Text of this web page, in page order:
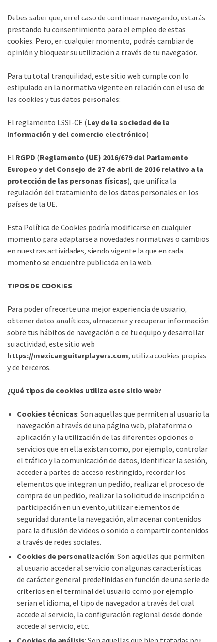
Debes saber que, en el caso de continuar navegando, estarás
prestando tu consentimiento para el empleo de estas
cookies. Pero, en cualquier momento, podrás cambiar de
opinión y bloquear su utilización a través de tu navegador.
Para tu total tranquilidad, este sitio web cumple con lo
estipulado en la normativa vigente en relación con el uso de
las cookies y tus datos personales:
El reglamento LSSI-CE (Ley de la sociedad de la
información y del comercio electrónico)
El RGPD (Reglamento (UE) 2016/679 del Parlamento
Europeo y del Consejo de 27 de abril de 2016 relativo a la
protección de las personas físicas), que unifica la
regulación del tratamiento de los datos personales en los
países de la UE.
Esta Política de Cookies podría modificarse en cualquier
momento para adaptarse a novedades normativas o cambios
en nuestras actividades, siendo vigente la que en cada
momento se encuentre publicada en la web.
TIPOS DE COOKIES
Para poder ofrecerte una mejor experiencia de usuario,
obtener datos analíticos, almacenar y recuperar información
sobre tus hábitos de navegación o de tu equipo y desarrollar
su actividad, este sitio web
https://mexicanguitarplayers.com, utiliza cookies propias
y de terceros.
¿Qué tipos de cookies utiliza este sitio web?
Cookies técnicas: Son aquellas que permiten al usuario la
navegación a través de una página web, plataforma o
aplicación y la utilización de las diferentes opciones o
servicios que en ella existan como, por ejemplo, controlar
el tráfico y la comunicación de datos, identificar la sesión,
acceder a partes de acceso restringido, recordar los
elementos que integran un pedido, realizar el proceso de
compra de un pedido, realizar la solicitud de inscripción o
participación en un evento, utilizar elementos de
seguridad durante la navegación, almacenar contenidos
para la difusión de videos o sonido o compartir contenidos
a través de redes sociales.
Cookies de personalización: Son aquellas que permiten
al usuario acceder al servicio con algunas características
de carácter general predefinidas en función de una serie de
criterios en el terminal del usuario como por ejemplo
serian el idioma, el tipo de navegador a través del cual
accede al servicio, la configuración regional desde donde
accede al servicio, etc.
Cookies de análisis: Son aquellas que bien tratadas por